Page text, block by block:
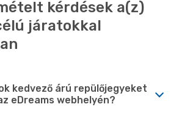
kérdések a(z)
járatokkal
kedvező árú repülőjegyeket
eDreams webhelyén?